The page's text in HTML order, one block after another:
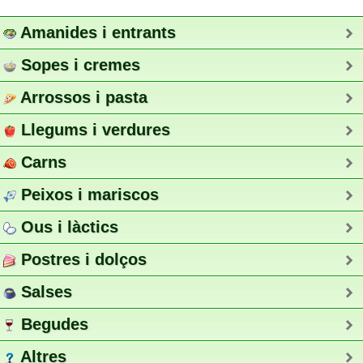
Amanides i entrants
Sopes i cremes
Arrossos i pasta
Llegums i verdures
Carns
Peixos i mariscos
Ous i làctics
Postres i dolços
Salses
Begudes
Altres